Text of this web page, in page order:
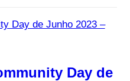
Day de